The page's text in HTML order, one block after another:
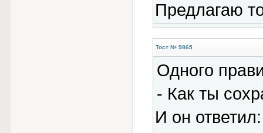
Пpедлагаю
Тост № 9865
Одного
- Как ты
И он ответил: